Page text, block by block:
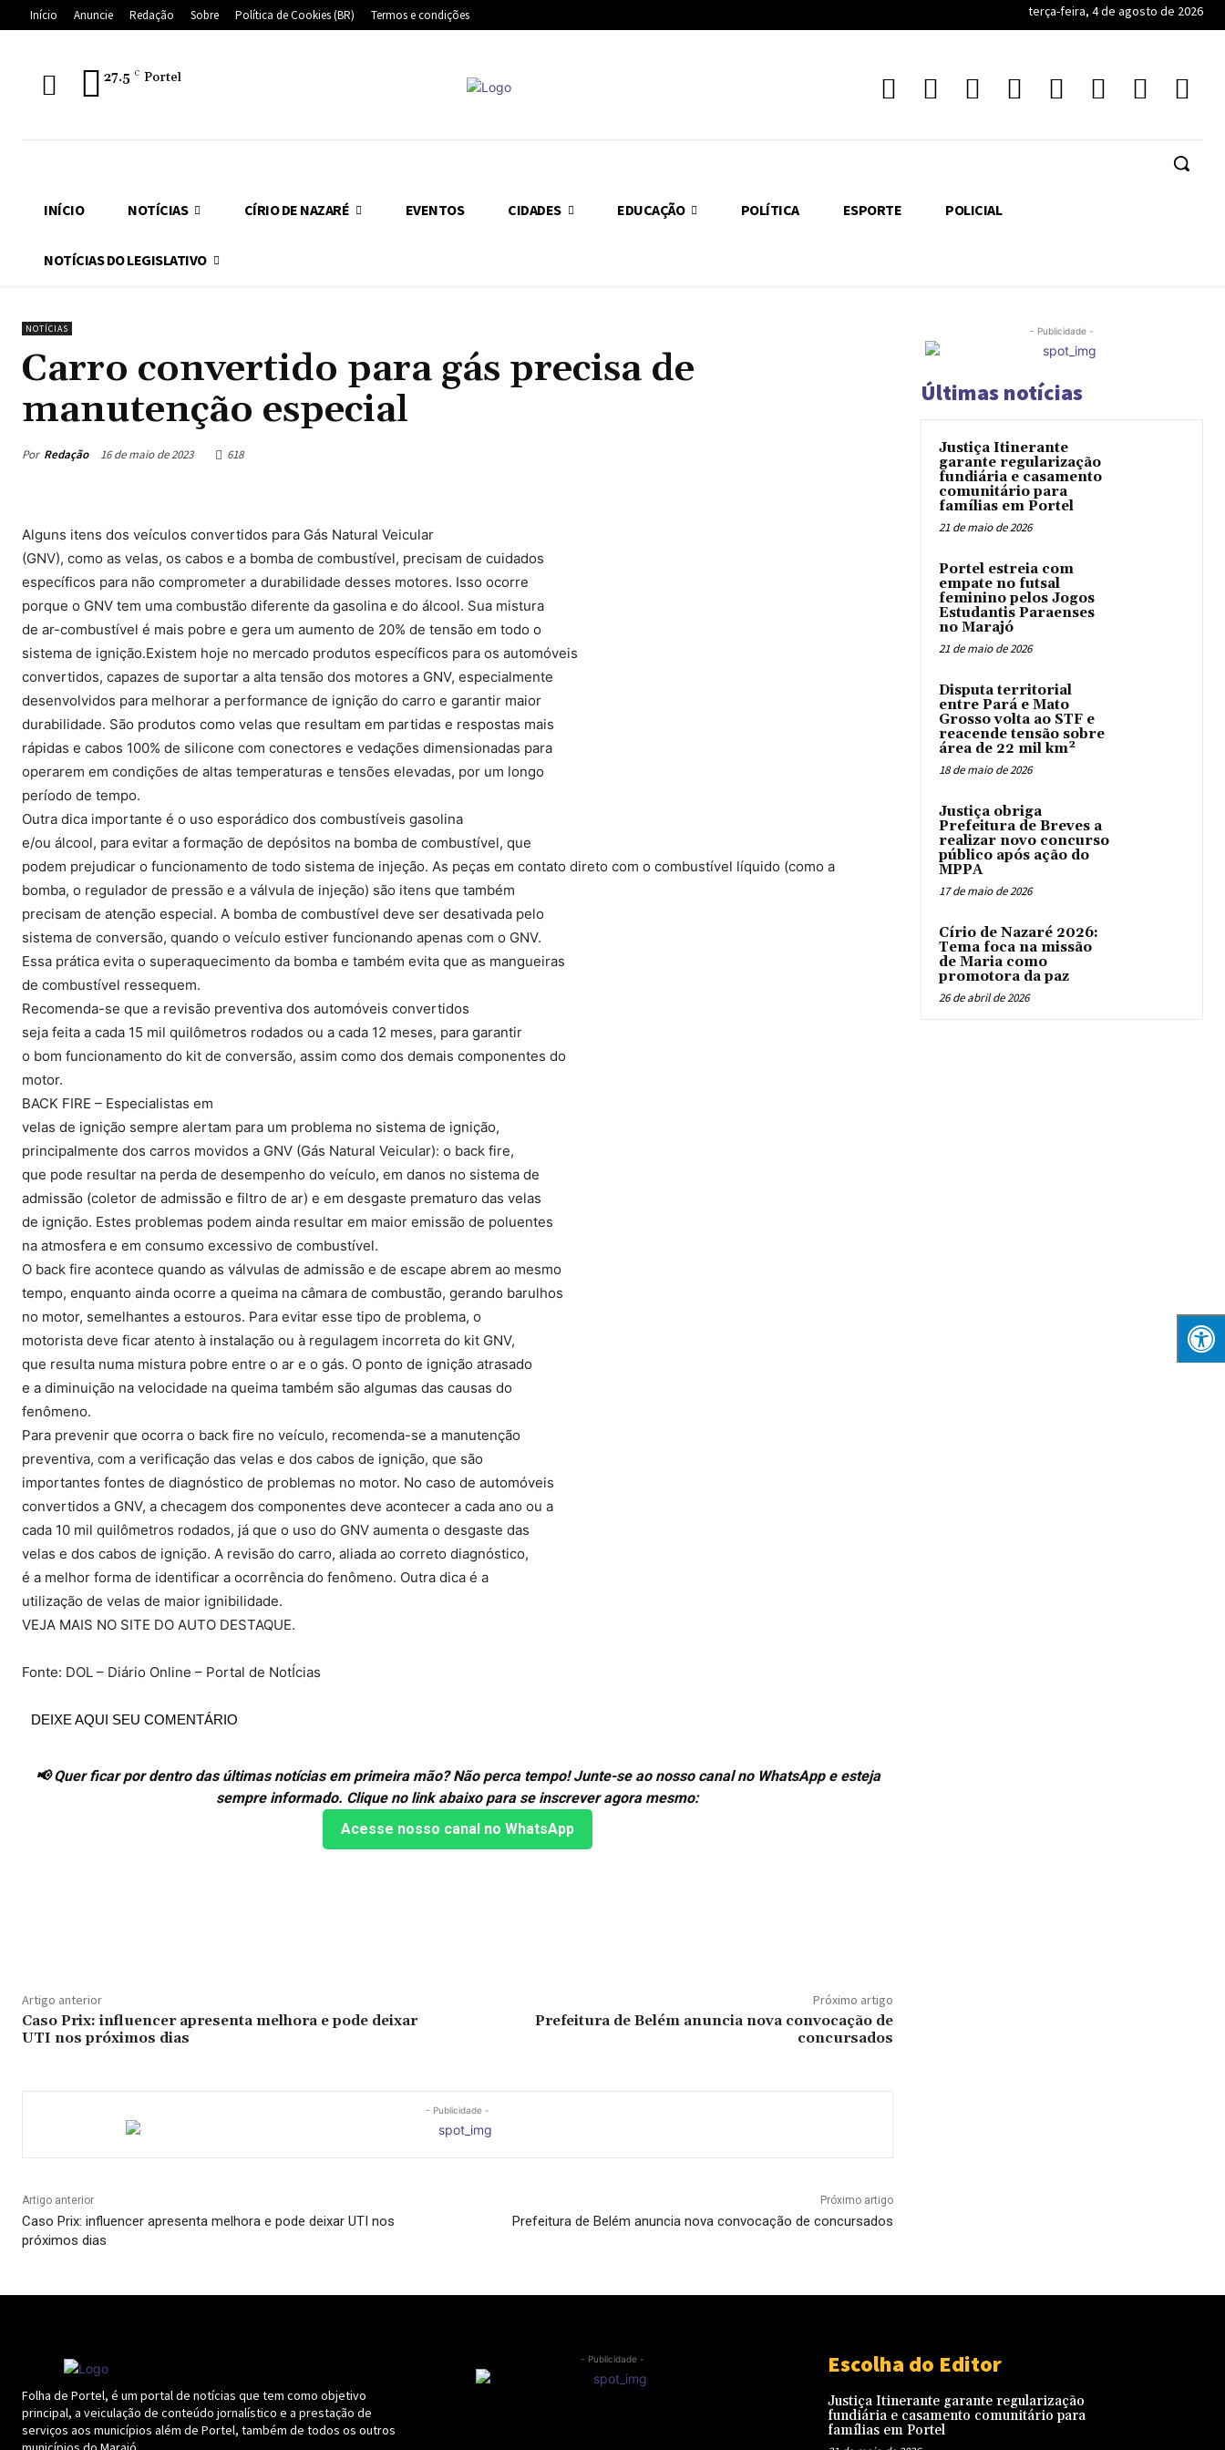
Início Anuncie Redação Sobre Política de Cookies (BR) Termos e condições terça-feira, 4 de agosto de 2026
27.5 C Portel
INÍCIO NOTÍCIAS CÍRIO DE NAZARÉ EVENTOS CIDADES EDUCAÇÃO POLÍTICA ESPORTE POLICIAL
NOTÍCIAS DO LEGISLATIVO
NOTÍCIAS
Carro convertido para gás precisa de
manutenção especial
Por Redação 16 de maio de 2023 618
Alguns itens dos veículos convertidos para Gás Natural Veicular
(GNV), como as velas, os cabos e a bomba de combustível, precisam de cuidados
específicos para não comprometer a durabilidade desses motores. Isso ocorre
porque o GNV tem uma combustão diferente da gasolina e do álcool. Sua mistura
de ar-combustível é mais pobre e gera um aumento de 20% de tensão em todo o
sistema de ignição.Existem hoje no mercado produtos específicos para os automóveis
convertidos, capazes de suportar a alta tensão dos motores a GNV, especialmente
desenvolvidos para melhorar a performance de ignição do carro e garantir maior
durabilidade. São produtos como velas que resultam em partidas e respostas mais
rápidas e cabos 100% de silicone com conectores e vedações dimensionadas para
operarem em condições de altas temperaturas e tensões elevadas, por um longo
período de tempo.
Outra dica importante é o uso esporádico dos combustíveis gasolina
e/ou álcool, para evitar a formação de depósitos na bomba de combustível, que
podem prejudicar o funcionamento de todo sistema de injeção. As peças em contato direto com o combustível líquido (como a
bomba, o regulador de pressão e a válvula de injeção) são itens que também
precisam de atenção especial. A bomba de combustível deve ser desativada pelo
sistema de conversão, quando o veículo estiver funcionando apenas com o GNV.
Essa prática evita o superaquecimento da bomba e também evita que as mangueiras
de combustível ressequem.
Recomenda-se que a revisão preventiva dos automóveis convertidos
seja feita a cada 15 mil quilômetros rodados ou a cada 12 meses, para garantir
o bom funcionamento do kit de conversão, assim como dos demais componentes do
motor.
BACK FIRE – Especialistas em
velas de ignição sempre alertam para um problema no sistema de ignição,
principalmente dos carros movidos a GNV (Gás Natural Veicular): o back fire,
que pode resultar na perda de desempenho do veículo, em danos no sistema de
admissão (coletor de admissão e filtro de ar) e em desgaste prematuro das velas
de ignição. Estes problemas podem ainda resultar em maior emissão de poluentes
na atmosfera e em consumo excessivo de combustível.
O back fire acontece quando as válvulas de admissão e de escape abrem ao mesmo
tempo, enquanto ainda ocorre a queima na câmara de combustão, gerando barulhos
no motor, semelhantes a estouros. Para evitar esse tipo de problema, o
motorista deve ficar atento à instalação ou à regulagem incorreta do kit GNV,
que resulta numa mistura pobre entre o ar e o gás. O ponto de ignição atrasado
e a diminuição na velocidade na queima também são algumas das causas do
fenômeno.
Para prevenir que ocorra o back fire no veículo, recomenda-se a manutenção
preventiva, com a verificação das velas e dos cabos de ignição, que são
importantes fontes de diagnóstico de problemas no motor. No caso de automóveis
convertidos a GNV, a checagem dos componentes deve acontecer a cada ano ou a
cada 10 mil quilômetros rodados, já que o uso do GNV aumenta o desgaste das
velas e dos cabos de ignição. A revisão do carro, aliada ao correto diagnóstico,
é a melhor forma de identificar a ocorrência do fenômeno. Outra dica é a
utilização de velas de maior ignibilidade.
VEJA MAIS NO SITE DO AUTO DESTAQUE.
Fonte: DOL – Diário Online – Portal de NotÍcias
DEIXE AQUI SEU COMENTÁRIO
📢 Quer ficar por dentro das últimas notícias em primeira mão? Não perca tempo! Junte-se ao nosso canal no WhatsApp e esteja
sempre informado. Clique no link abaixo para se inscrever agora mesmo:
Acesse nosso canal no WhatsApp
Artigo anterior
Caso Prix: influencer apresenta melhora e pode deixar
UTI nos próximos dias
Próximo artigo
Prefeitura de Belém anuncia nova convocação de
concursados
- Publicidade -
Artigo anterior
Caso Prix: influencer apresenta melhora e pode deixar UTI nos
próximos dias
Próximo artigo
Prefeitura de Belém anuncia nova convocação de concursados
- Publicidade -
Últimas notícias
Justiça Itinerante
garante regularização
fundiária e casamento
comunitário para
famílias em Portel
21 de maio de 2026
Portel estreia com
empate no futsal
feminino pelos Jogos
Estudantis Paraenses
no Marajó
21 de maio de 2026
Disputa territorial
entre Pará e Mato
Grosso volta ao STF e
reacende tensão sobre
área de 22 mil km²
18 de maio de 2026
Justiça obriga
Prefeitura de Breves a
realizar novo concurso
público após ação do
MPPA
17 de maio de 2026
Círio de Nazaré 2026:
Tema foca na missão
de Maria como
promotora da paz
26 de abril de 2026
Folha de Portel, é um portal de notícias que tem como objetivo
principal, a veiculação de conteúdo jornalístico e a prestação de
serviços aos municípios além de Portel, também de todos os outros
- Publicidade - Escolha do Editor
Justiça Itinerante garante regularização
fundiária e casamento comunitário para
famílias em Portel